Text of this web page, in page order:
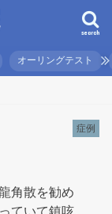
search
オーリングテスト
症例
角散を勧め
ていて鎮咳、